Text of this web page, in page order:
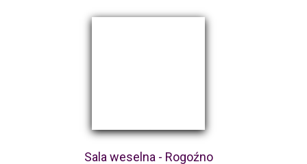
Sala weselna - Rogoźno